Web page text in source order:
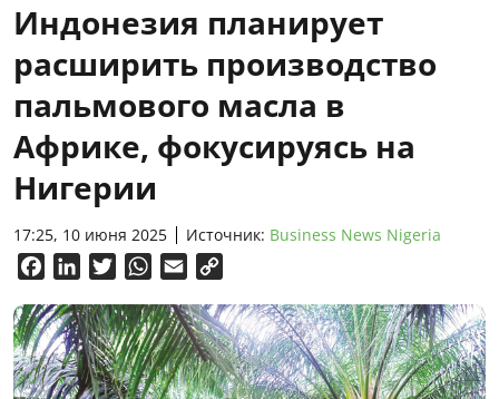
Индонезия планирует
расширить производство
пальмового масла в
Африке, фокусируясь на
Нигерии
17:25, 10 июня 2025 Источник: Business News Nigeria
FacebookLinkedInTwitterWhatsApp
Email